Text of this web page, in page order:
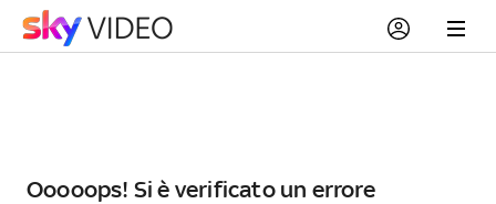
Ooooops! Si è verificato un errore